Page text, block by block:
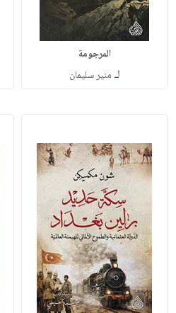
المرجومة
لـ منير سليمان